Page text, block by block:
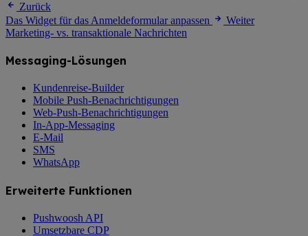
Zurück
Das Widget für das Anmeldeformular anpassen
Weiter
Marketing- vs. transaktionale Nachrichten
Messaging-Lösungen
Kundenreise-Builder
Mobile Push-Benachrichtigungen
Web-Push-Benachrichtigungen
In-App-Messaging
E-Mail
SMS
WhatsApp
Erweiterte Funktionen
Pushwoosh API
Umsetzbare CDP